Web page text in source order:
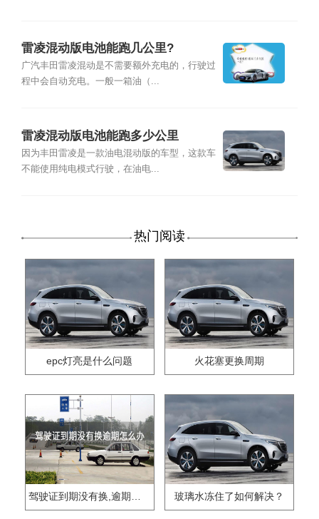
雷凌混动版电池能跑几公里?
广汽丰田雷凌混动是不需要额外充电的，行驶过
程中会自动充电。一般一箱油（...
雷凌混动版电池能跑多少公里
因为丰田雷凌是一款油电混动版的车型，这款车
不能使用纯电模式行驶，在油电...
热门阅读
epc灯亮是什么问题 火花塞更换周期
驾驶证到期没有换,逾期怎么办?? 玻璃水冻住了如何解决？